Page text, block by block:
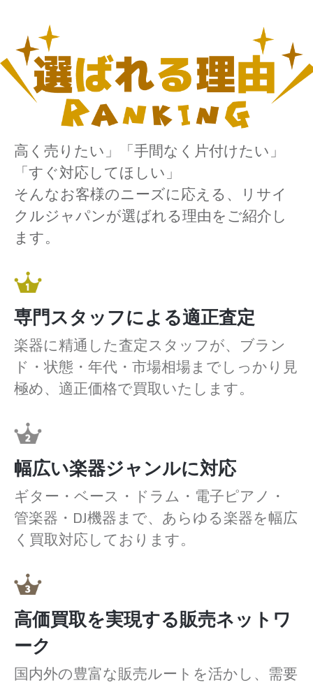
高く売りたい」「手間なく片付けたい」
「すぐ対応してほしい」
そんなお客様のニーズに応える、リサイ
クルジャパンが選ばれる理由をご紹介し
ます。
専門スタッフによる適正査定
楽器に精通した査定スタッフが、ブラン
ド・状態・年代・市場相場までしっかり見
極め、適正価格で買取いたします。
幅広い楽器ジャンルに対応
ギター・ベース・ドラム・電子ピアノ・
管楽器・DJ機器まで、あらゆる楽器を幅広
く買取対応しております。
高価買取を実現する販売ネットワ
ーク
国内外の豊富な販売ルートを活かし、需要